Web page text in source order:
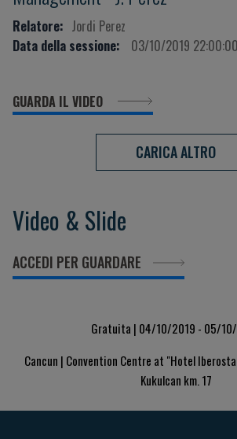
Relatore: Jordi Perez
Data della sessione:
03/10/2019 22:00:00
GUARDA IL VIDEO
CARICA ALTRO
Video & Slide
ACCEDI PER GUARDARE
Gratuita | 04/10/2019 - 05/
Cancun | Convention Centre at "Hotel
Kukulcan km. 17